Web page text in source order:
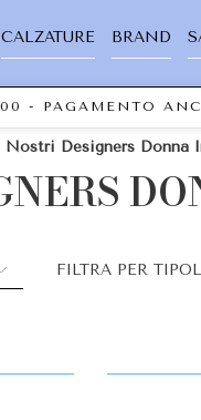
CALZATURE BRAND
PAGAMENTO
Nostri Designers Donna
FILTRA PER